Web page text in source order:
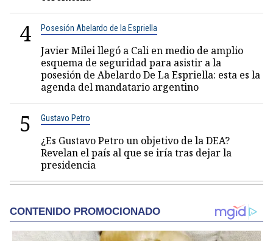
4 Posesión Abelardo de la Espriella
Javier Milei llegó a Cali en medio de amplio
esquema de seguridad para asistir a la
posesión de Abelardo De La Espriella: esta es la
agenda del mandatario argentino
5 Gustavo Petro
¿Es Gustavo Petro un objetivo de la DEA?
Revelan el país al que se iría tras dejar la
presidencia